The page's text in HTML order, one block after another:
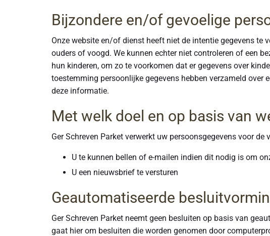
Bijzondere en/of gevoelige
Onze website en/of dienst heeft niet de intentie gegevens te
ouders of voogd. We kunnen echter niet controleren of een
hun kinderen, om zo te voorkomen dat er gegevens over
toestemming persoonlijke gegevens hebben verzameld over
deze informatie.
Met welk doel en op basis van
Ger Schreven Parket verwerkt uw persoonsgegevens voor de
U te kunnen bellen of e-mailen indien dit nodig is om
U een nieuwsbrief te versturen
Geautomatiseerde
Ger Schreven Parket neemt geen besluiten op basis van
gaat hier om besluiten die worden genomen door